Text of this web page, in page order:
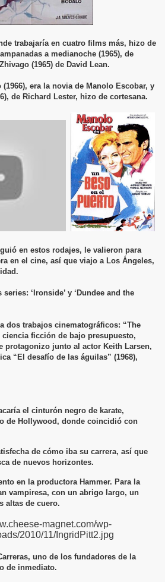
trabajaría en cuatro films más, hizo de
a medianoche (1965), de
(1965) de David Lean.
(1966), era la novia de Manolo Escobar, y
de Richard Lester, hizo de cortesana.
en estos rodajes, le valieron para
en el cine, así que viajo a Los Ángeles,
‘Ironside’ y ‘Dundee and the
dos trabajos cinematográficos: “The
ciencia ficción de bajo presupuesto,
protagonizo junto al actor Keith Larsen,
“El desafío de las águilas” (1968),
el cinturón negro de karate,
de Hollywood, donde coincidió con
de cómo iba su carrera, así que
de nuevos horizontes.
en la productora Hammer. Para la
vampiresa, con un abrigo largo, un
altas de cuero.
uno de los fundadores de la
de inmediato.